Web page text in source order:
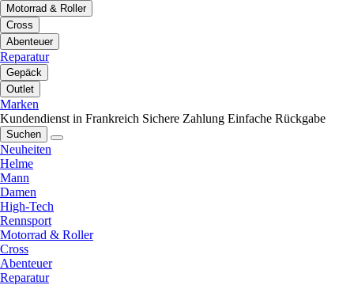
Motorrad & Roller
Cross
Abenteuer
Reparatur
Gepäck
Outlet
Marken
Kundendienst in Frankreich Sichere Zahlung Einfache Rückgabe
Suchen
Neuheiten
Helme
Mann
Damen
High-Tech
Rennsport
Motorrad & Roller
Cross
Abenteuer
Reparatur